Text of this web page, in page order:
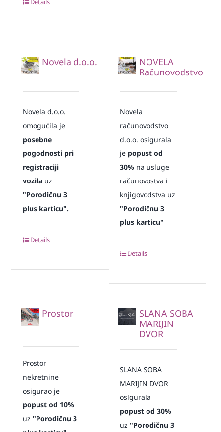
Novela d.o.o.
Novela d.o.o.
omogućila je
posebne
pogodnosti pri
registraciji
vozila uz
"Porodičnu 3
plus karticu".
Details
NOVELA
Računovodstvo
Novela
računovodstvo
d.o.o. osigurala
je popust od
30% na usluge
računovostva i
knjigovodstva uz
"Porodičnu 3
plus karticu"
Details
Prostor
Prostor
nekretnine
osigurao je
popust od 10%
uz "Porodičnu 3
SLANA SOBA
MARIJIN
DVOR
SLANA SOBA
MARIJIN DVOR
osigurala
popust od 30%
uz"Porodičnu 3